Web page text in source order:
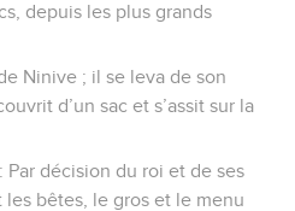
depuis les plus grands
Ninive ; il se leva de son
d’un sac et s’assit sur la
décision du roi et de ses
les bêtes, le gros et le menu